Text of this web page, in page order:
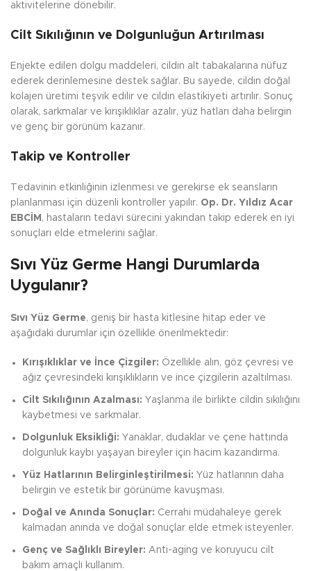
aktivitelerine dönebilir.
Cilt Sıkılığının ve Dolgunluğun Artırılması
Enjekte edilen dolgu maddeleri, cildin alt tabakalarına nüfuz
ederek derinlemesine destek sağlar. Bu sayede, cildin doğal
kolajen üretimi teşvik edilir ve cildin elastikiyeti artırılır. Sonuç
olarak, sarkmalar ve kırışıklıklar azalır, yüz hatları daha belirgin
ve genç bir görünüm kazanır.
Takip ve Kontroller
Tedavinin etkinliğinin izlenmesi ve gerekirse ek seansların
planlanması için düzenli kontroller yapılır. Op. Dr. Yıldız Acar
EBCİM , hastaların tedavi sürecini yakından takip ederek en iyi
sonuçları elde etmelerini sağlar.
Sıvı Yüz Germe Hangi Durumlarda
Uygulanır?
Sıvı Yüz Germe, geniş bir hasta kitlesine hitap eder ve
aşağıdaki durumlar için özellikle önerilmektedir:
Kırışıklıklar ve İnce Çizgiler: Özellikle alın, göz çevresi ve
ağız çevresindeki kırışıklıkların ve ince çizgilerin azaltılması.
Cilt Sıkılığının Azalması: Yaşlanma ile birlikte cildin sıkılığını
kaybetmesi ve sarkmalar.
Dolgunluk Eksikliği: Yanaklar, dudaklar ve çene hattında
dolgunluk kaybı yaşayan bireyler için hacim kazandırma.
Yüz Hatlarının Belirginleştirilmesi: Yüz hatlarının daha
belirgin ve estetik bir görünüme kavuşması.
Doğal ve Anında Sonuçlar: Cerrahi müdahaleye gerek
kalmadan anında ve doğal sonuçlar elde etmek isteyenler.
Genç ve Sağlıklı Bireyler: Anti-aging ve koruyucu cilt
bakım amaçlı kullanım.